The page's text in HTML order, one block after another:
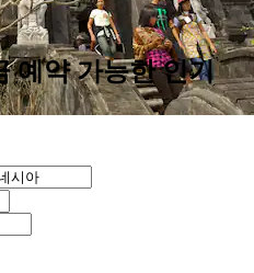
예약 가능한 인기